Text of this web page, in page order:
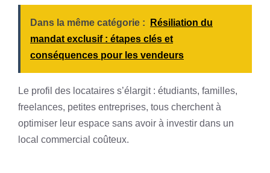
Dans la même catégorie :
Résiliation du
mandat exclusif : étapes clés et
conséquences pour les vendeurs
Le profil des locataires s’élargit : étudiants, familles,
freelances, petites entreprises, tous cherchent à
optimiser leur espace sans avoir à investir dans un
local commercial coûteux.